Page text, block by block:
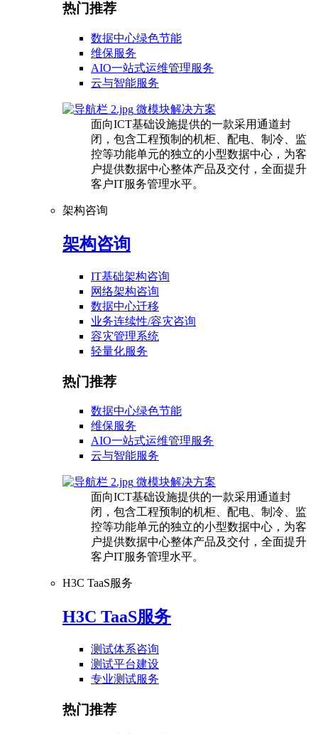
热门推荐
数据中心绿色节能
维保服务
AIO一站式运维管理服务
云与智能服务
微模块解决方案
面向ICT基础设施提供的一款采用通道封
闭，包含工程预制的机柜、配电、制冷、监
控等功能单元的独立的小型数据中心，为客
户提供数据中心整体产品及交付，全面提升
客户IT服务管理水平。
架构咨询
架构咨询
IT基础架构咨询
网络架构咨询
数据中心迁移
业务连续性/容灾咨询
容灾管理系统
轻量化服务
热门推荐
数据中心绿色节能
维保服务
AIO一站式运维管理服务
云与智能服务
微模块解决方案
面向ICT基础设施提供的一款采用通道封
闭，包含工程预制的机柜、配电、制冷、监
控等功能单元的独立的小型数据中心，为客
户提供数据中心整体产品及交付，全面提升
客户IT服务管理水平。
H3C TaaS服务
H3C TaaS服务
测试体系咨询
测试平台建设
专业测试服务
热门推荐